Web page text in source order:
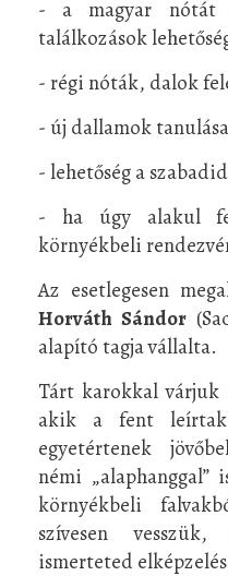
- a magyar nótát
találkozások
- régi nóták, dalok
- új dallamok tanulása
- lehetőség a
- ha úgy alakul
környékbeli
Az esetlegesen
Horváth Sándor
alapító tagja vállalta.
Tárt karokkal várjuk
akik a fent
egyetértenek
némi
környékbeli
szívesen
ismerteted